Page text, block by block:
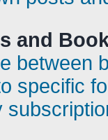
and
between
specific